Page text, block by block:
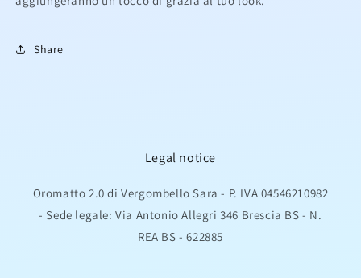
Share
Legal notice
Oromatto 2.0 di Vergombello Sara - P. IVA 04546210982
- Sede legale: Via Antonio Allegri 346 Brescia BS - N.
REA BS - 622885